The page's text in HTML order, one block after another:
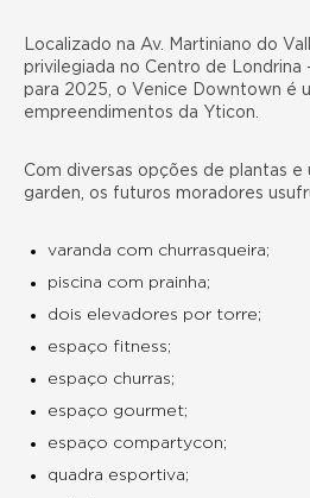
Localizado na Av. Martiniano do
privilegiada no Centro de
para 2025, o Venice Downtown é
empreendimentos da Yticon.
Com diversas opções de plantas e
garden, os futuros moradores
varanda com churrasqueira;
piscina com prainha;
dois elevadores por torre;
espaço fitness;
espaço churras;
espaço gourmet;
espaço compartycon;
quadra esportiva;